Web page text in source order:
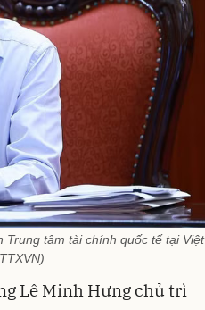
tâm tài chính quốc tế tại Việt
Lê Minh Hưng chủ trì